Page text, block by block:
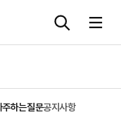
주하는질문공지사항